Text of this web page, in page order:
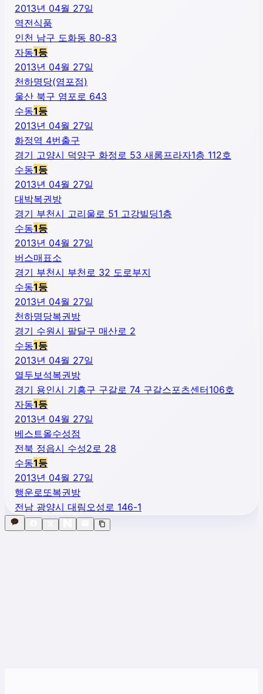
2013년 04월 27일
역전식품
인천 남구 도화동 80-83
자동1등
2013년 04월 27일
천하명당(염포점)
울산 북구 염포로 643
수동1등
2013년 04월 27일
화정역 4번출구
경기 고양시 덕양구 화정로 53 새롬프라자1층 112호
수동1등
2013년 04월 27일
대박복권방
경기 부천시 고리울로 51 고강빌딩1층
수동1등
2013년 04월 27일
버스매표소
경기 부천시 부천로 32 도로부지
수동1등
2013년 04월 27일
천하명당복권방
경기 수원시 팔달구 매산로 2
수동1등
2013년 04월 27일
열두보석복권방
경기 용인시 기흥구 구갈로 74 구갈스포츠센터106호
자동1등
2013년 04월 27일
베스트올수성점
전북 정읍시 수성2로 28
수동1등
2013년 04월 27일
행운로또복권방
전남 광양시 대림오성로 146-1